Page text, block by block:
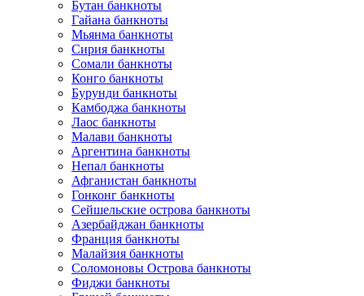
Бутан банкноты
Гайана банкноты
Мьянма банкноты
Сирия банкноты
Сомали банкноты
Конго банкноты
Бурунди банкноты
Камбоджа банкноты
Лаос банкноты
Малави банкноты
Аргентина банкноты
Непал банкноты
Афганистан банкноты
Гонконг банкноты
Сейшельские острова банкноты
Азербайджан банкноты
Франция банкноты
Малайзия банкноты
Соломоновы Острова банкноты
Фиджи банкноты